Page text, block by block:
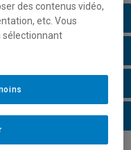
des contenus vidéo,
etc. Vous
sélectionnant